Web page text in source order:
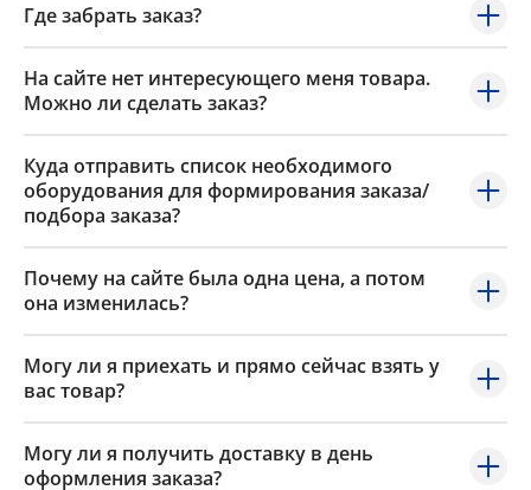
Где забрать заказ?
На сайте нет интересующего меня товара.
Можно ли сделать заказ?
Куда отправить список необходимого
оборудования для формирования заказа/
подбора заказа?
Почему на сайте была одна цена, а потом
она изменилась?
Могу ли я приехать и прямо сейчас взять у
вас товар?
Могу ли я получить доставку в день
оформления заказа?